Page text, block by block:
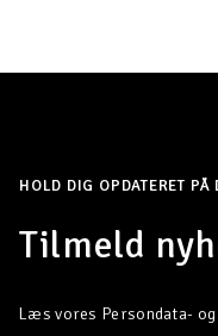
HOLD DIG OPDATERET
Tilmeld
Læs vores Persondata-